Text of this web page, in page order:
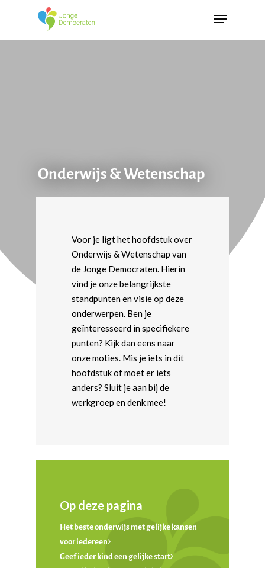
Onderwijs & Wetenschap
Voor je ligt het hoofdstuk over
Onderwijs & Wetenschap van
de Jonge Democraten. Hierin
vind je onze belangrijkste
standpunten en visie op deze
onderwerpen. Ben je
geïnteresseerd in specifiekere
punten? Kijk dan eens naar
onze moties. Mis je iets in dit
hoofdstuk of moet er iets
anders? Sluit je aan bij de
werkgroep en denk mee!
Op deze pagina
Het beste onderwijs met gelijke kansen
voor iedereen
Geef ieder kind een gelijke start